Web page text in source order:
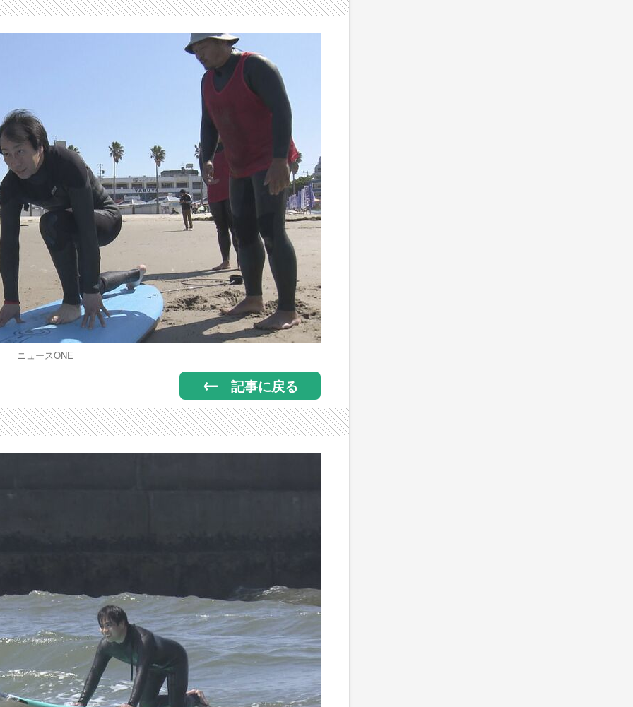
ニュースONE
記事に戻る